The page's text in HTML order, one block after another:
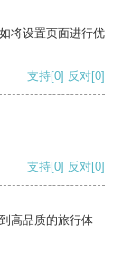
将设置页面进行优
支持[0] 反对[0]
支持[0] 反对[0]
高品质的旅行体